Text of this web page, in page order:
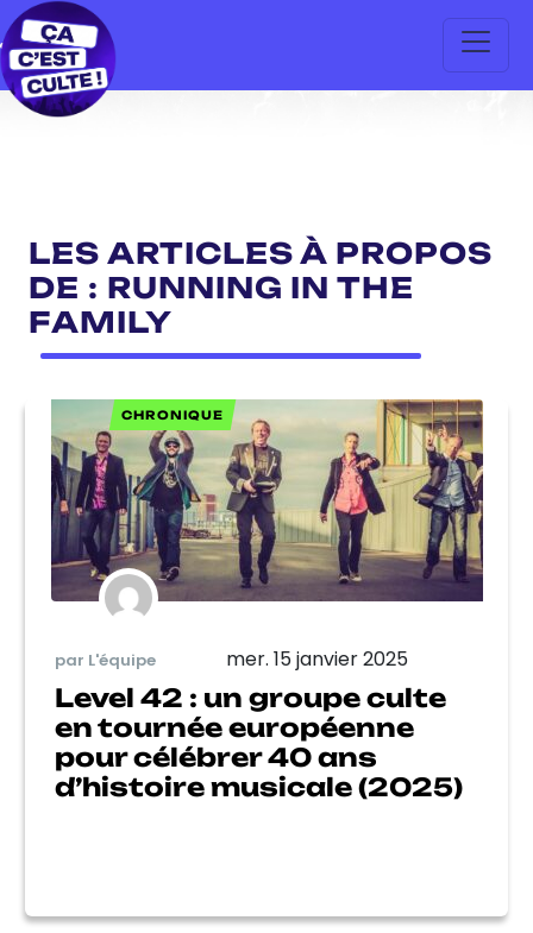
LES ARTICLES À PROPOS
DE : RUNNING IN THE
FAMILY
CHRONIQUE
par L'équipe mer. 15 janvier 2025
Level 42 : un groupe culte
en tournée européenne
pour célébrer 40 ans
d’histoire musicale (2025)